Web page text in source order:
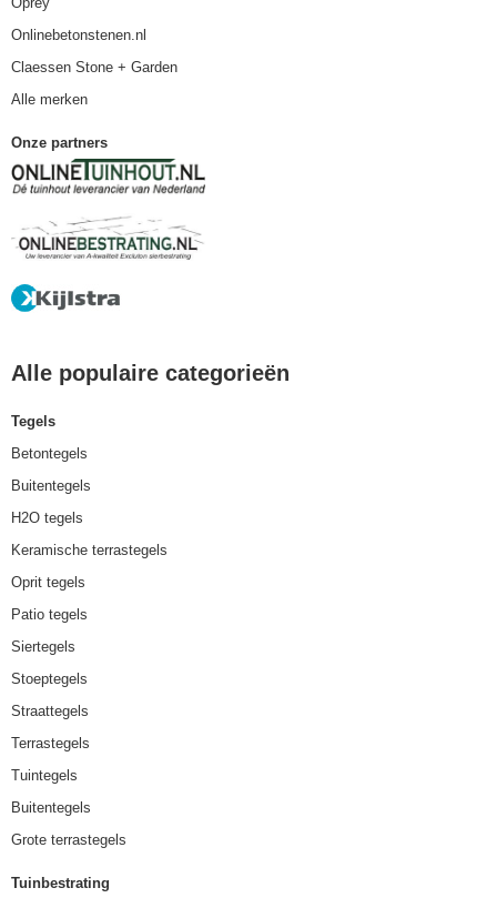
Onlinebetonstenen.nl
Claessen Stone + Garden
Alle merken
Onze partners
Alle populaire categorieën
Tegels
Betontegels
Buitentegels
H2O tegels
Keramische terrastegels
Oprit tegels
Patio tegels
Siertegels
Stoeptegels
Straattegels
Terrastegels
Tuintegels
Buitentegels
Grote terrastegels
Tuinbestrating